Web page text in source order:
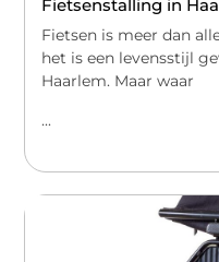
Fietsenstalling in
Fietsen is meer dan
het is een levensstijl
Haarlem. Maar waar
...